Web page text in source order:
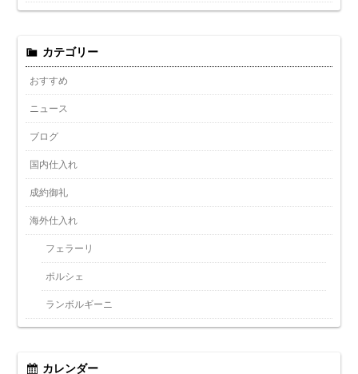
カテゴリー
おすすめ
ニュース
ブログ
国内仕入れ
成約御礼
海外仕入れ
フェラーリ
ポルシェ
ランボルギーニ
カレンダー